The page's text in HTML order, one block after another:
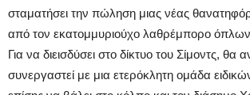
σταματήσει την πώληση μιας νέας
από τον εκατομμυριούχο λαθρέμπορο όπλων
Για να διεισδύσει στο δίκτυο του Σίμοντς, θα
συνεργαστεί με μια ετερόκλητη ομάδα